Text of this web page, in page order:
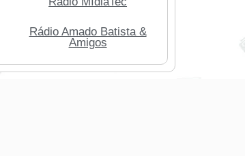
Rádio Amado Batista &
Amigos